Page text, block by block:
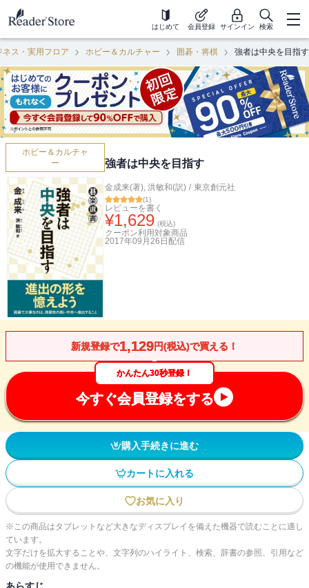
はじめて 会員登録 サインイン 検索
ネス・実用フロア ホビー＆カルチャー 囲碁・将棋 強者は中央を目指す
ホビー＆カルチャ
ー
強者は中央を目指す
金成来(著), 洪敏和(訳) / 東京創元社
(1)
レビューを書く
¥1,629 (税込)
クーポン利用対象商品
2017年09月26日 配信
新規登録で1,129円(税込)で買える！
かんたん30秒登録！
今すぐ会員登録をする
購入手続きに進む
カートに入れる
お気に入り
※この商品はタブレットなど大きなディスプレイを備えた機器で読むことに適し
ています。
文字だけを拡大することや、文字列のハイライト、検索、辞書の参照、引用など
の機能が使用できません。